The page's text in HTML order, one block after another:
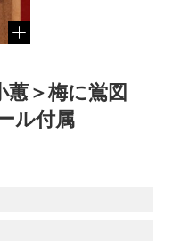
蕙＞梅に鴬図
ル付属